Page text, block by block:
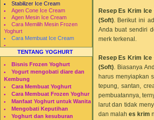
Stabilizer Ice Cream
Agen Cone Ice Cream
Agen Mesin Ice Cream
Cara Memilih Mesin Frozen
Yoghurt
Cara Membuat Ice Cream
TENTANG YOGHURT
Bisnis Frozen Yoghurt
Yogurt mengobati diare dan
Kembung
Cara Membuat Yoghurt
Cara Membuat Frozen Yoghur
Manfaat Yoghurt untuk Wanita
Mengobati Keputihan
Yoghurt dan kesuburan
Resep Es Krim Ice
(Soft). Berikut ini
Anda buat sendiri
merk terkenal.
Resep Es Krim Ice
(Soft). Biasanya
harus menyiapkan
tepung, santan,
pembuatannya,
larut dan tidak
dan malah es krim